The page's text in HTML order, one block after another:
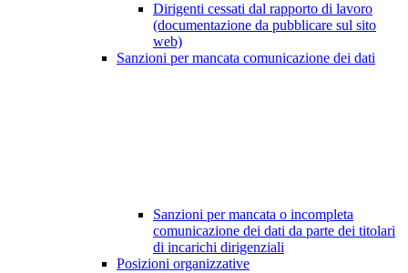
Dirigenti cessati dal rapporto di lavoro
(documentazione da pubblicare sul sito
web)
Sanzioni per mancata comunicazione dei dati
Sanzioni per mancata o incompleta
comunicazione dei dati da parte dei titolari
di incarichi dirigenziali
Posizioni organizzative